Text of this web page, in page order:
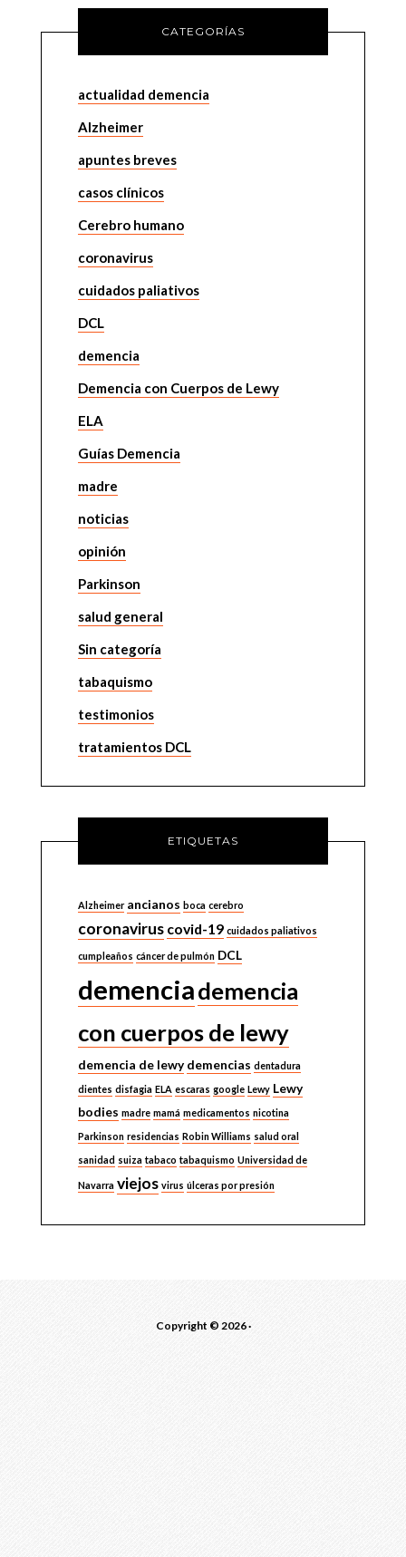
CATEGORÍAS
actualidad demencia
Alzheimer
apuntes breves
casos clínicos
Cerebro humano
coronavirus
cuidados paliativos
DCL
demencia
Demencia con Cuerpos de Lewy
ELA
Guías Demencia
madre
noticias
opinión
Parkinson
salud general
Sin categoría
tabaquismo
testimonios
tratamientos DCL
ETIQUETAS
Alzheimer ancianos boca cerebro
coronavirus covid-19 cuidados paliativos
cumpleaños cáncer de pulmón DCL
demenciademencia
con cuerpos de lewy
demencia de lewy demencias dentadura
dientes disfagia ELA escaras google Lewy Lewy
bodies madre mamá medicamentos nicotina
Parkinson residencias Robin Williams salud oral
sanidad suiza tabaco tabaquismo Universidad de
Navarra viejos virus úlceras por presión
Copyright © 2026 ·